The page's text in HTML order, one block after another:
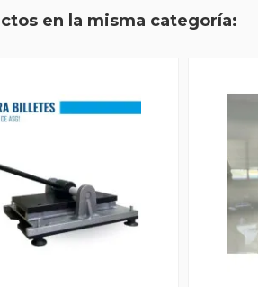
en la misma categoría: